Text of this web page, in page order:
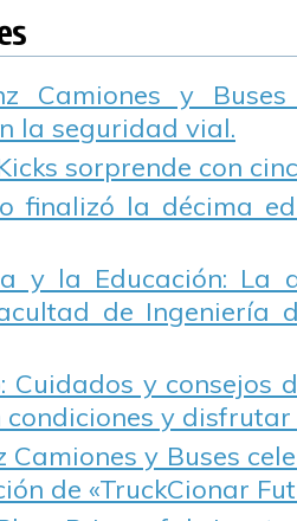
Camiones y
la seguridad vial.
sorprende con
finalizó la décima
y la Educación: La
de Ingeniería
Cuidados y consejos
y disfrutar
Camiones y Buses
de «TruckCionar